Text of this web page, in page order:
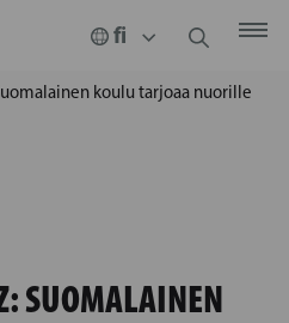
koulu tarjoaa nuorille
SUOMALAINEN